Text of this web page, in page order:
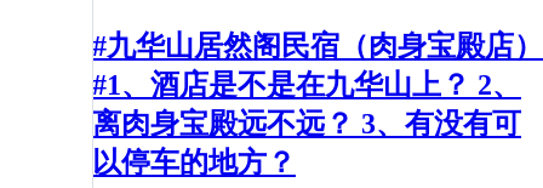
#九华山居然阁民宿（肉身宝殿店）
#1、酒店是不是在九华山上？ 2、
离肉身宝殿远不远？ 3、有没有可
以停车的地方？